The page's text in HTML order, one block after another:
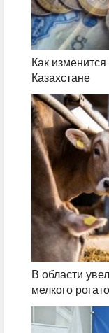
Как
Казахстане
В области
мелкого